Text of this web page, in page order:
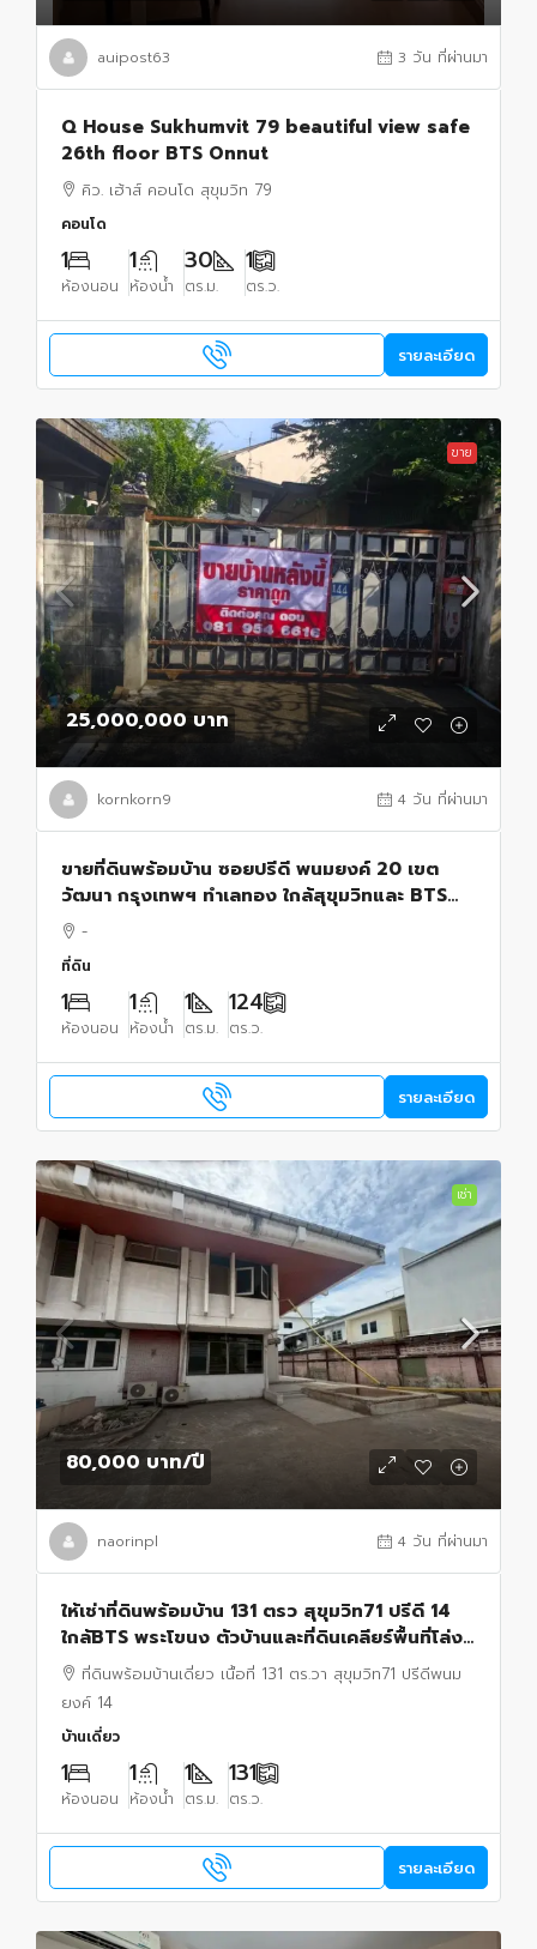
auipost63 3 วัน ที่ผ่านมา
Q House Sukhumvit 79 beautiful view safe
26th floor BTS Onnut
คิว. เฮ้าส์ คอนโด สุขุมวิท 79
คอนโด
1
ห้องนอน
1
ห้องน้ำ
30
ตร.ม.
1
ตร.ว.
รายละเอียด
ขาย
25,000,000 บาท
kornkorn9 4 วัน ที่ผ่านมา
ขายที่ดินพร้อมบ้าน ซอยปรีดี พนมยงค์ 20 เขต
วัฒนา กรุงเทพฯ ทำเลทอง ใกล้สุขุมวิทและ BTS
พระโขนง
-
ที่ดิน
1
ห้องนอน
1
ห้องน้ำ
1
ตร.ม.
124
ตร.ว.
รายละเอียด
เช่า
80,000 บาท/ปี
naorinpl 4 วัน ที่ผ่านมา
ให้เช่าที่ดินพร้อมบ้าน 131 ตรว สุขุมวิท71 ปรีดี 14
ใกล้BTS พระโขนง ตัวบ้านและที่ดินเคลียร์พื้นที่โล่ง
พร้อมเข้าปรับพื้นที่ให้เหมาะสมการใช้งาน
ที่ดินพร้อมบ้านเดี่ยว เนื้อที่ 131 ตร.วา สุขุมวิท71 ปรีดีพนม
ยงค์ 14
บ้านเดี่ยว
1
ห้องนอน
1
ห้องน้ำ
1
ตร.ม.
131
ตร.ว.
รายละเอียด